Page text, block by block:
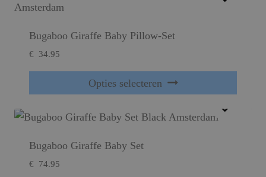
Bugaboo Giraffe Baby Pillow-Set
€ 34.95
Opties selecteren
Dit product heeft meerdere variaties. Deze optie kan gekozen worden op de productpagina
Bugaboo Giraffe Baby Set​
€ 74.95